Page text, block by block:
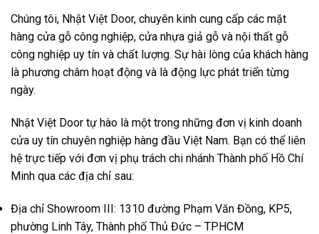
Chúng tôi, Nhật Việt Door, chuyên kinh cung cấp các mặt
hàng cửa gỗ công nghiệp, cửa nhựa giả gỗ và nội thất gỗ
công nghiệp uy tín và chất lượng. Sự hài lòng của khách hàng
là phương châm hoạt động và là động lực phát triển từng
ngày.
Nhật Việt Door tự hào là một trong những đơn vị kinh doanh
cửa uy tín chuyên nghiệp hàng đầu Việt Nam. Bạn có thể liên
hệ trực tiếp với đơn vị phụ trách chi nhánh Thành phố Hồ Chí
Minh qua các địa chỉ sau:
Địa chỉ Showroom III: 1310 đường Phạm Văn Đồng, KP5,
phường Linh Tây, Thành phố Thủ Đức – TPHCM